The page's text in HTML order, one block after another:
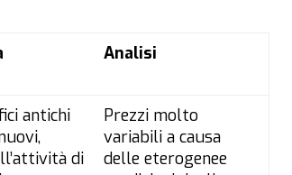
Analisi
antichi
di
Prezzi molto
variabili a causa
delle eterogenee